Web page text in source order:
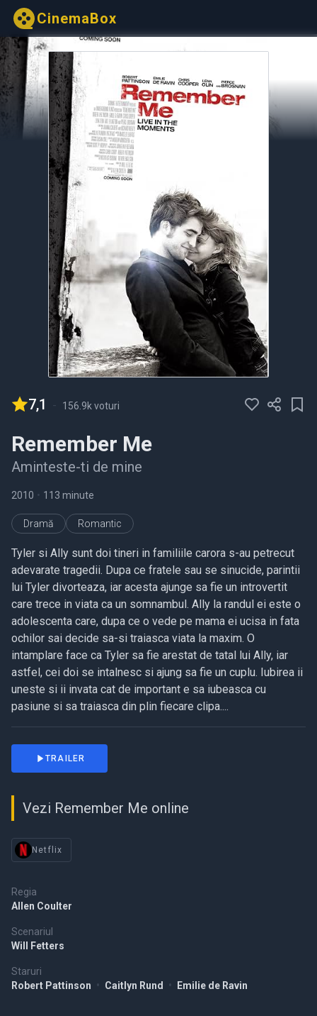
CinemaBox
7,1 - 156.9k voturi
Remember Me
Aminteste-ti de mine
2010 • 113 minute
Dramă Romantic
Tyler si Ally sunt doi tineri in familiile carora s-au petrecut
adevarate tragedii. Dupa ce fratele sau se sinucide, parintii
lui Tyler divorteaza, iar acesta ajunge sa fie un introvertit
care trece in viata ca un somnambul. Ally la randul ei este o
adolescenta care, dupa ce o vede pe mama ei ucisa in fata
ochilor sai decide sa-si traiasca viata la maxim. O
intamplare face ca Tyler sa fie arestat de tatal lui Ally, iar
astfel, cei doi se intalnesc si ajung sa fie un cuplu. Iubirea ii
uneste si ii invata cat de important e sa iubeasca cu
pasiune si sa traiasca din plin fiecare clipa....
Regia
Allen Coulter
Scenariul
Will Fetters
Staruri
Robert Pattinson • Caitlyn Rund • Emilie de Ravin
TRAILER
Vezi Remember Me online
Netflix